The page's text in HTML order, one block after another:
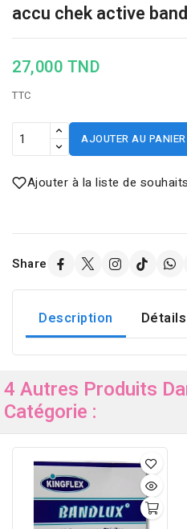
accu chek active
27,000 TND
TTC
AJOUTER AU PANIER
Ajouter à la liste de souhaits
Share
Description
4 Autres Produits
Catégorie :